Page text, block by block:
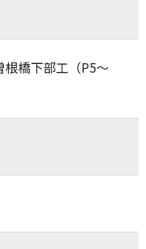
橋下部工（P5～